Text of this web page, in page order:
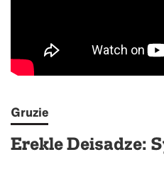
Gruzie
Erekle Deisadze: